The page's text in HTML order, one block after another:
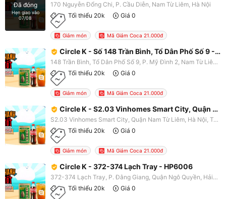
Đã đóng
Hẹn giao vào
07/08
170 Nguyễn Đổng Chi, P. Cầu Diễn, Nam Từ Liêm, Hà Nội
Tối thiểu 20k
Giá 0
Giảm món Mã Giảm Coca 21.000đ
Circle K - Số 148 Trần Bình, Tổ Dân Phố Số 9 - HN2257
148 Trần Bình, Tổ Dân Phố Số 9, P. Mỹ Đình 2, Nam Từ Liêm, Hà Nội
Tối thiểu 20k
Giá 0
Giảm món Mã Giảm Coca 21.000đ
Circle K - S2.03 Vinhomes Smart City, Quận Nam Từ Liêm - HN2274
S2.03 Vinhomes Smart City, Quận Nam Từ Liêm, Hà Nội, Tây Mỗ, Nam Từ Liêm, Hà Nội, Nam Từ Liêm, Hà Nội
Tối thiểu 20k
Giá 0
Giảm món Mã Giảm Coca 21.000đ
Circle K - 372-374 Lạch Tray - HP6006
372-374 Lạch Tray, P. Đằng Giang, Quận Ngô Quyền, Hải Phòng
Tối thiểu 20k
Giá 0